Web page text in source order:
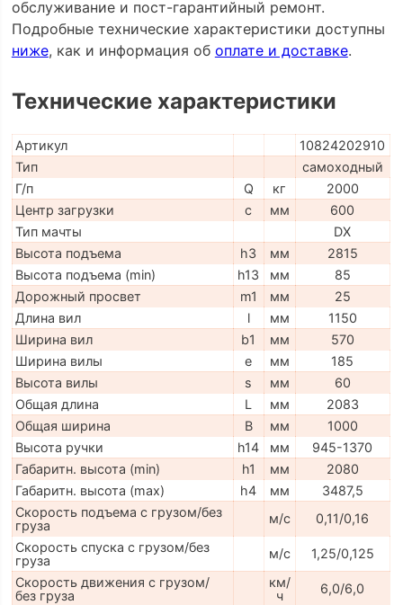
обслуживание и пост-гарантийный ремонт.
Подробные технические характеристики доступны
ниже, как и информация об оплате и доставке.
Технические характеристики
Артикул
10824202910
Тип
самоходный
Г/п
Q кг
2000
Центр загрузки
c мм
600
Тип мачты
DX
Высота подъема
h3 мм
2815
Высота подъема (min)
h13 мм
85
Дорожный просвет
m1 мм
25
Длина вил
l мм
1150
Ширина вил
b1 мм
570
Ширина вилы
e мм
185
Высота вилы
s мм
60
Общая длина
L мм
2083
Общая ширина
B мм
1000
Высота ручки
h14 мм
945-1370
Габаритн. высота (min)
h1 мм
2080
Габаритн. высота (max)
h4 мм
3487,5
Скорость подъема с грузом/без
груза
м/с
0,11/0,16
Скорость спуска с грузом/без
груза
м/с
1,25/0,125
Скорость движения с грузом/
без груза
км/
ч
6,0/6,0